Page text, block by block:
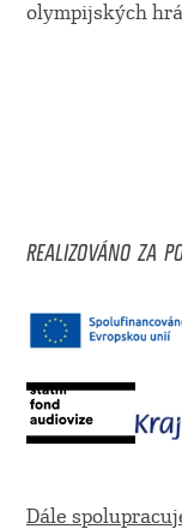
olympijských
REALIZOVÁNO ZA
Dále